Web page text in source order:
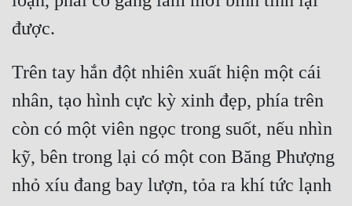
Võng Du
Xuyên Không
Xuyên Sách
Trên tay hắn đột nhiên xuất hiện một cái
nhân, tạo hình cực kỳ xinh đẹp, phía trên
còn có một viên ngọc trong suốt, nếu nhìn
kỹ, bên trong lại có một con Băng Phượng
nhỏ xíu đang bay lượn, tỏa ra khí tức lạnh